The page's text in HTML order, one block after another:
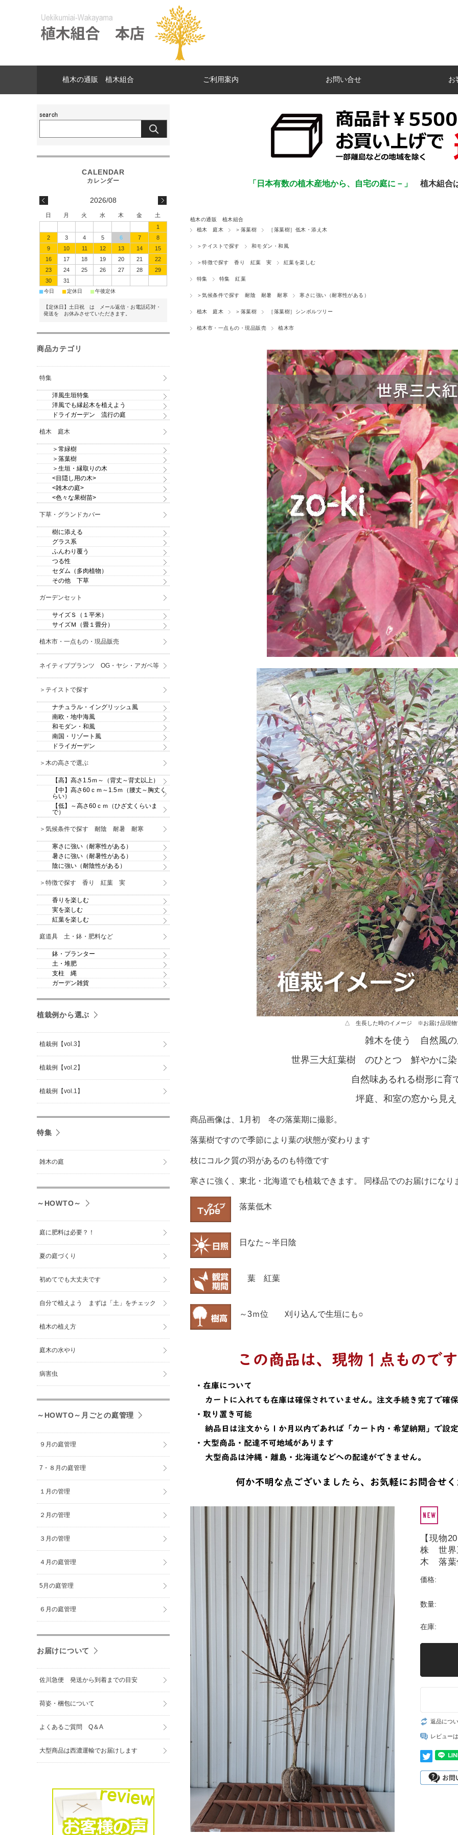
植木の通販 植木組合 ご利用案内 お問い合せ お
「日本有数の植木産地から、自宅の庭に－」 植木組合
植木の通販 植木組合
植木 庭木
＞落葉樹 ［落葉樹］低木・添え木
＞テイストで探す 和モダン・和風
＞特徴で探す 香り 紅葉 実 紅葉を楽しむ
特集 特集 紅葉
＞気候条件で探す 耐陰 耐暑 耐寒 寒さに強い（耐寒性がある）
植木 庭木 ＞落葉樹 ［落葉樹］シンボルツリー
植木市・一点もの・現品販売 植木市
△ 生長した時のイメージ ※お届け品現物
雑木を使う 自然風の
世界三大紅葉樹 のひとつ 鮮やかに染
自然味あるれる樹形に育
坪庭、和室の窓から見
商品画像は、1月初 冬の落葉期に撮影。
落葉樹ですので季節により葉の状態が変わります
枝にコルク質の羽があるのも特徴です
寒さに強く、東北・北海道でも植栽できます。 同様品でのお届けになり
落葉低木
日なた～半日陰
葉 紅葉
～3ｍ位 刈り込んで生垣にも○
【現物
株 世界
木 落葉
価格:
数量:
在庫:
返品につ
レビュー
2026/08
日 月 火 水 木 金
土
1
2
3 4 5 6 7
8
9
10 11 12 13 14
15
16
17 18 19 20 21
22
23
24 25 26 27 28
29
30
31
■今日 ■定休日 ■午後定休
【定休日】土日祝 は メール返信・お電話応対・
発送を お休みさせていただきます。
商品カテゴリ
特集
洋風生垣特集
洋風でも縁起木を植えよう
ドライガーデン 流行の庭
植木 庭木
＞常緑樹
＞落葉樹
＞生垣・縁取りの木
<目隠し用の木>
<雑木の庭>
<色々な果樹苗>
下草・グランドカバー
樹に添える
グラス系
ふんわり覆う
つる性
セダム（多肉植物）
その他 下草
ガーデンセット
サイズＳ（１平米）
サイズＭ（畳１畳分）
植木市・一点もの・現品販売
ネイティブプランツ OG・ヤシ・アガベ等
＞テイストで探す
ナチュラル・イングリッシュ風
南欧・地中海風
和モダン・和風
南国・リゾート風
ドライガーデン
＞木の高さで選ぶ
【高】高さ1.5ｍ～（背丈～背丈以上）
【中】高さ60ｃｍ～1.5ｍ（腰丈～胸丈く
らい）
【低】～高さ60ｃｍ（ひざ丈くらいま
で）
＞気候条件で探す 耐陰 耐暑 耐寒
寒さに強い（耐寒性がある）
暑さに強い（耐暑性がある）
陰に強い（耐陰性がある）
＞特徴で探す 香り 紅葉 実
香りを楽しむ
実を楽しむ
紅葉を楽しむ
庭道具 土・鉢・肥料など
鉢・プランター
土・堆肥
支柱 縄
ガーデン雑貨
植栽例から選ぶ
植栽例【vol.3】
植栽例【vol.2】
植栽例【vol.1】
特集
雑木の庭
～HOWTO～
庭に肥料は必要？！
夏の庭づくり
初めてでも大丈夫です
自分で植えよう まずは「土」をチェック
植木の植え方
庭木の水やり
病害虫
～HOWTO～月ごとの庭管理
９月の庭管理
7・８月の庭管理
１月の管理
２月の管理
３月の管理
４月の庭管理
5月の庭管理
６月の庭管理
お届けについて
佐川急便 発送から到着までの目安
荷姿・梱包について
よくあるご質問 Q＆A
大型商品は西濃運輸でお届けします